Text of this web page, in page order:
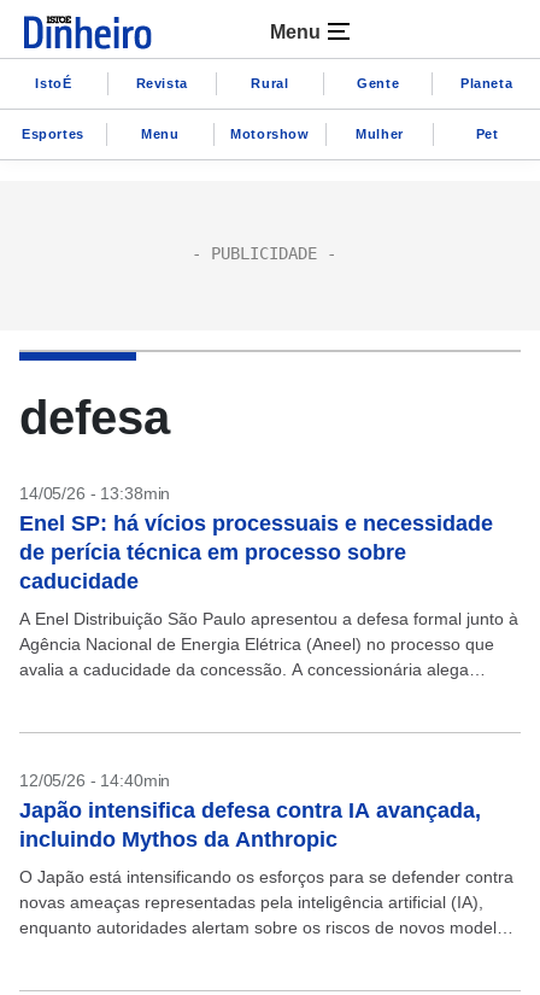
Menu
IstoÉ Revista Rural Gente Planeta
Esportes Menu Motorshow Mulher Pet
defesa
14/05/26 - 13:38min
Enel SP: há vícios processuais e necessidade
de perícia técnica em processo sobre
caducidade
A Enel Distribuição São Paulo apresentou a defesa formal junto à
Agência Nacional de Energia Elétrica (Aneel) no processo que
avalia a caducidade da concessão. A concessionária alega
12/05/26 - 14:40min
Japão intensifica defesa contra IA avançada,
incluindo Mythos da Anthropic
O Japão está intensificando os esforços para se defender contra
novas ameaças representadas pela inteligência artificial (IA),
enquanto autoridades alertam sobre os riscos de novos modelos